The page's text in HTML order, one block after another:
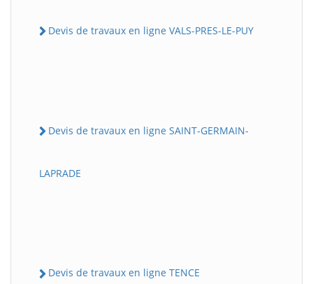
Devis de travaux en ligne VALS-PRES-LE-PUY
Devis de travaux en ligne SAINT-GERMAIN-
LAPRADE
Devis de travaux en ligne TENCE